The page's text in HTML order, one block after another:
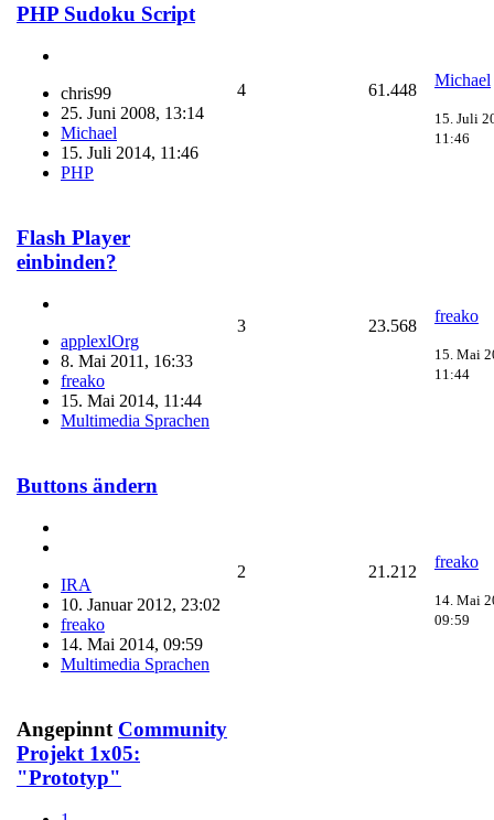
PHP Sudoku Script
chris99
25. Juni 2008, 13:14
Michael
15. Juli 2014, 11:46
PHP
4 61.448
Michael
15. Juli
11:46
Flash Player
einbinden?
applexlOrg
8. Mai 2011, 16:33
freako
15. Mai 2014, 11:44
Multimedia Sprachen
3 23.568
freako
15. Mai
11:44
Buttons ändern
IRA
10. Januar 2012, 23:02
freako
14. Mai 2014, 09:59
Multimedia Sprachen
2 21.212
freako
14. Mai
09:59
Angepinnt Community
Projekt 1x05:
"Prototyp"